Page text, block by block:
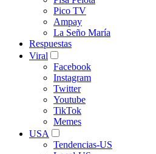
Pico TV
Ampay
La Seño María
Respuestas
Viral
Facebook
Instagram
Twitter
Youtube
TikTok
Memes
USA
Tendencias-US